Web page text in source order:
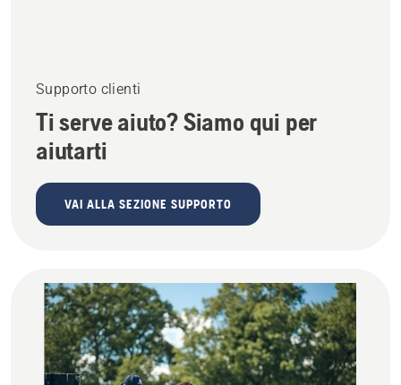
Supporto clienti
Ti serve aiuto? Siamo qui per
aiutarti
VAI ALLA SEZIONE SUPPORTO